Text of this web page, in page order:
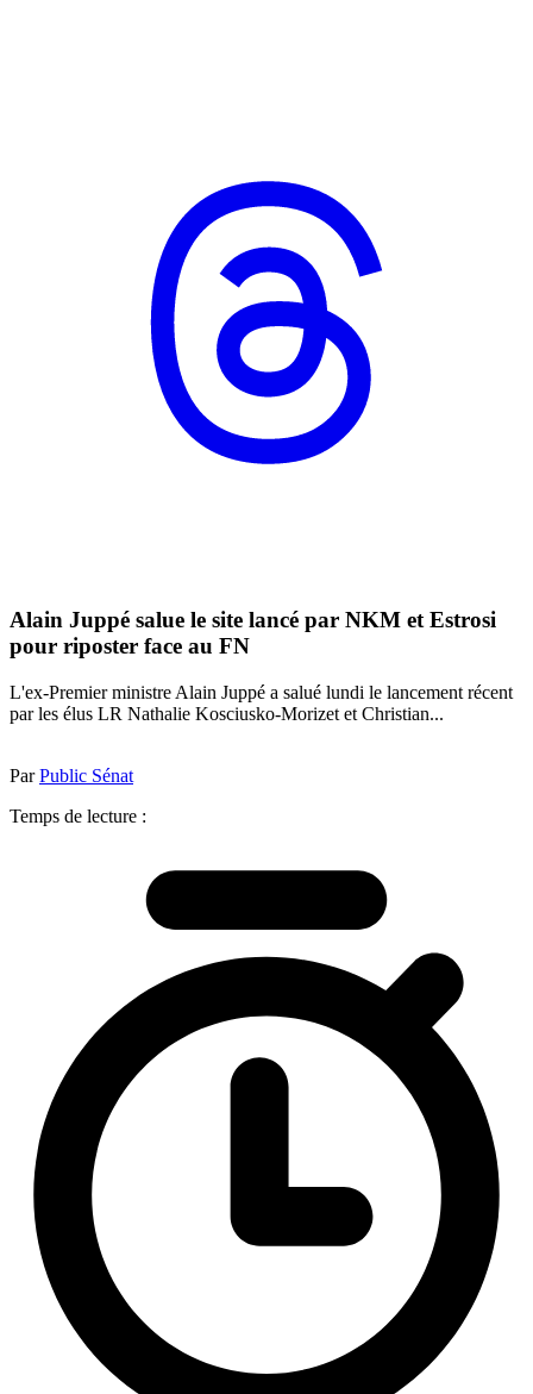
Alain Juppé salue le site lancé par NKM et Estrosi
pour riposter face au FN
L'ex-Premier ministre Alain Juppé a salué lundi le lancement récent
par les élus LR Nathalie Kosciusko-Morizet et Christian...
ParPublic Sénat
Temps de lecture :